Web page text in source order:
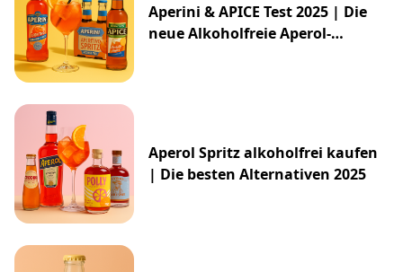
Aperini & APICE Test 2025 | Die
neue Alkoholfreie Aperol-
Aperol Spritz alkoholfrei kaufen
| Die besten Alternativen 2025